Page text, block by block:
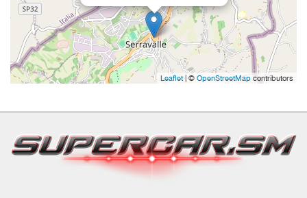
Leaflet| © OpenStreetMapcontributors